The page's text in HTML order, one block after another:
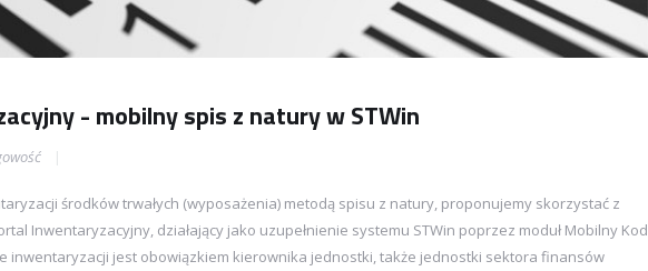
- mobilny spis z natury w STWin
środków trwałych (wyposażenia) metodą spisu z natury, proponujemy skorzystać z
Inwentaryzacyjny, działający jako uzupełnienie systemu STWin poprzez moduł Mobilny Kod
inwentaryzacji jest obowiązkiem kierownika jednostki, także jednostki sektora finansów